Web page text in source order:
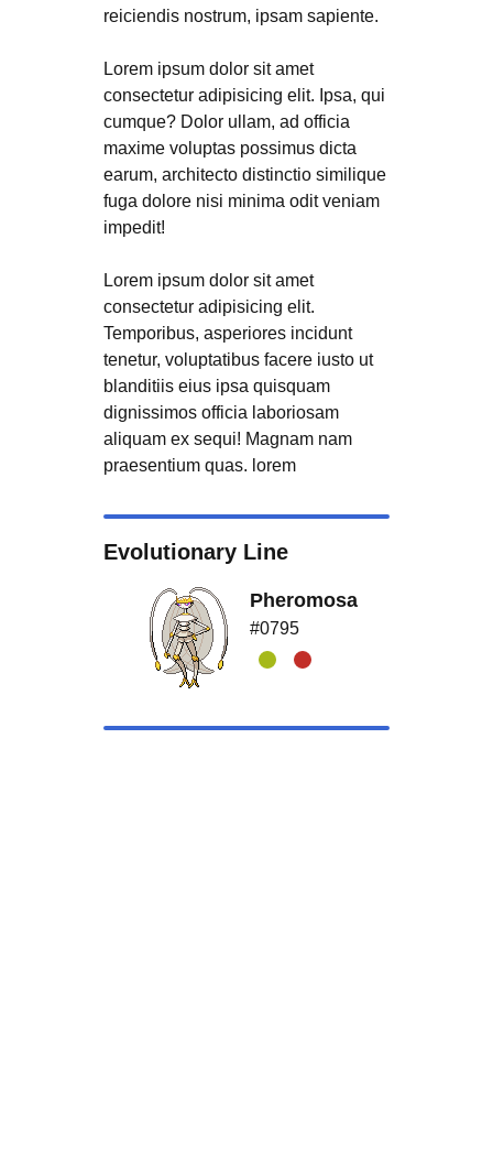
reiciendis nostrum, ipsam sapiente.
Lorem ipsum dolor sit amet
consectetur adipisicing elit. Ipsa, qui
cumque? Dolor ullam, ad officia
maxime voluptas possimus dicta
earum, architecto distinctio similique
fuga dolore nisi minima odit veniam
impedit!
Lorem ipsum dolor sit amet
consectetur adipisicing elit.
Temporibus, asperiores incidunt
tenetur, voluptatibus facere iusto ut
blanditiis eius ipsa quisquam
dignissimos officia laboriosam
aliquam ex sequi! Magnam nam
praesentium quas. lorem
Evolutionary Line
Pheromosa
#0795